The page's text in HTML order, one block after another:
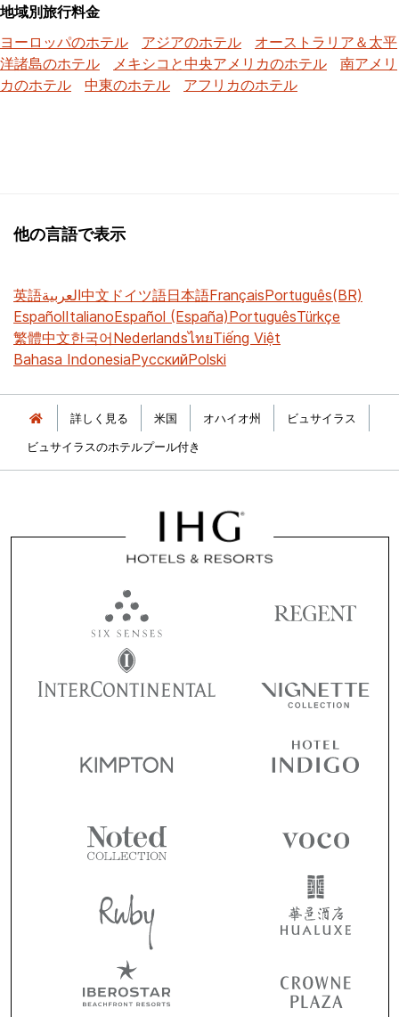
地域別旅行料金
ヨーロッパのホテル
アジアのホテル
オーストラリア＆太平
洋諸島のホテル
メキシコと中央アメリカのホテル
南アメリ
カのホテル
中東のホテル アフリカのホテル
他の言語で表示
英語العربية中文 ドイツ語日本語FrançaisPortuguês(BR)
EspañolItalianoEspañol (España)PortuguêsTürkçe
繁體中文한국어NederlandsไทยTiếng Việt
Bahasa IndonesiaРусскийPolski
詳しく見る 米国 オハイオ州
ビュサイラス
ビュサイラスのホテルプール付き